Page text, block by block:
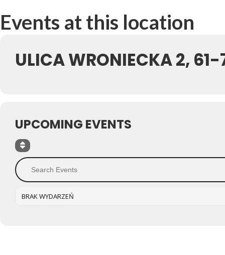
Events at this location
ULICA WRONIECKA 2,
UPCOMING EVENTS
BRAK WYDARZEŃ